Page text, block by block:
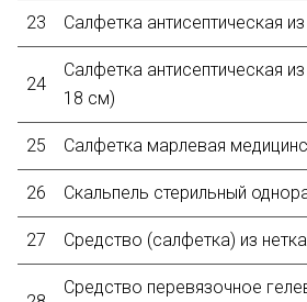
23 Салфетка антисептическая
24
Салфетка антисептическая
18 см)
25 Салфетка марлевая
26 Скальпель стерильный
27 Средство (салфетка) из
Средство перевязочное